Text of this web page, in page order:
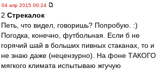
04 апр 2015 00:24
2 Стрекалок
Петь, что видел, говоришь? Попробую. :)
Погодка, конечно, футбольная. Если б не
горячий шай в больших пивных стаканах, то и
не знаю даже (нецензурно). На фоне ТАКОГО
мягкого климата испытываю жгучую